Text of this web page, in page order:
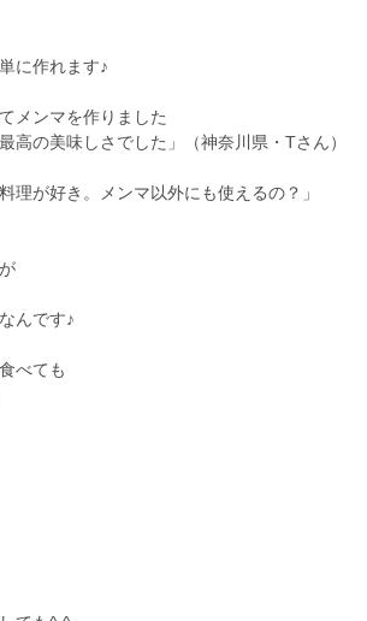
に作れます♪
メンマを作りました
高の美味しさでした」（神奈川県・Tさん）
理が好き。メンマ以外にも使えるの？」
んです♪
べても